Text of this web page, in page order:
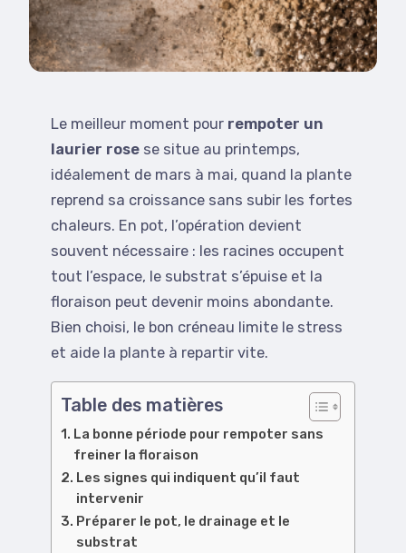
Le meilleur moment pour rempoter un
laurier rose se situe au printemps,
idéalement de mars à mai, quand la plante
reprend sa croissance sans subir les fortes
chaleurs. En pot, l’opération devient
souvent nécessaire : les racines occupent
tout l’espace, le substrat s’épuise et la
floraison peut devenir moins abondante.
Bien choisi, le bon créneau limite le stress
et aide la plante à repartir vite.
Table des matières
La bonne période pour rempoter sans
freiner la floraison
Les signes qui indiquent qu’il faut
intervenir
Préparer le pot, le drainage et le
substrat